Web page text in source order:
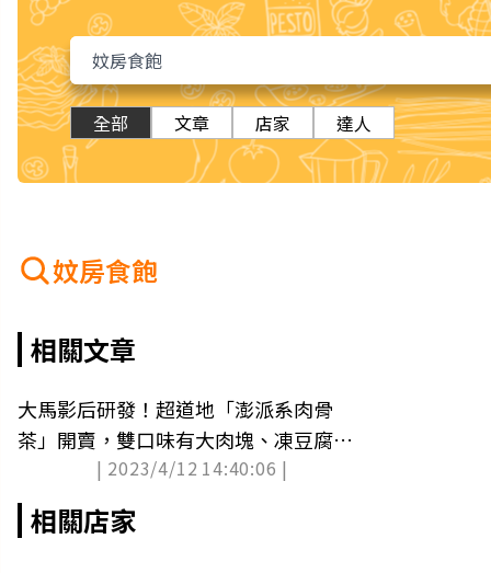
全部 文章 店家 達人
妏房食飽
相關文章
大馬影后研發！超道地「澎派系肉骨
茶」開賣，雙口味有大肉塊、凍豆腐滿
滿配料(中獎公布)
| 2023/4/12 14:40:06 |
相關店家